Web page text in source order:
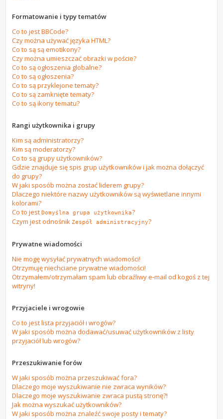
Formatowanie i typy tematów
Co to jest BBCode?
Czy można używać języka HTML?
Co to są są emotikony?
Czy można umieszczać obrazki w poście?
Co to są ogłoszenia globalne?
Co to są ogłoszenia?
Co to są przyklejone tematy?
Co to są zamknięte tematy?
Co to są ikony tematu?
Rangi użytkownika i grupy
Kim są administratorzy?
Kim są moderatorzy?
Co to są grupy użytkowników?
Gdzie znajduje się spis grup użytkowników i jak można dołączyć
do grupy?
W jaki sposób można zostać liderem grupy?
Dlaczego niektóre nazwy użytkowników są wyświetlane innymi
kolorami?
Co to jestDomyślna grupa użytkownika?
Czym jest odnośnikZespół administracyjny?
Prywatne wiadomości
Nie mogę wysyłać prywatnych wiadomości!
Otrzymuję niechciane prywatne wiadomości!
Otrzymałem/otrzymałam spam lub obraźliwy e-mail od kogoś z tej
witryny!
Przyjaciele i wrogowie
Co to jest lista przyjaciół i wrogów?
W jaki sposób można dodawać/usuwać użytkowników z listy
przyjaciół lub wrogów?
Przeszukiwanie forów
W jaki sposób można przeszukiwać fora?
Dlaczego moje wyszukiwanie nie zwraca wyników?
Dlaczego moje wyszukiwanie zwraca pustą stronę?!
Jak można wyszukać użytkowników?
W jaki sposób można znaleźć swoje posty i tematy?